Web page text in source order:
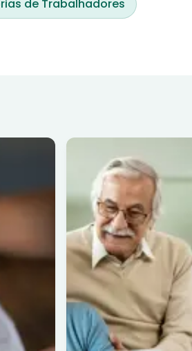
de Trabalhadores